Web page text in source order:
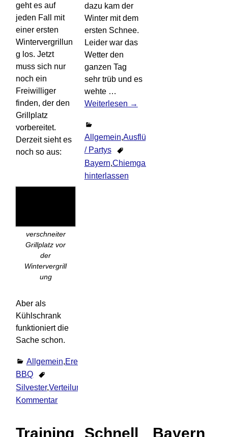
geht es auf
jeden Fall mit
einer ersten
Wintervergrillun
g los. Jetzt
muss sich nur
noch ein
Freiwilliger
finden, der den
Grillplatz
vorbereitet.
Derzeit sieht es
noch so aus:
verschneiter
Grillplatz vor
der
Wintervergrill
ung
Aber als
Kühlschrank
funktioniert die
Sache schon.
Allgemein,Ereignisse
BBQ
Silvester,Verteilung
Kommentar
dazu kam der
Winter mit dem
ersten Schnee.
Leider war das
Wetter den
ganzen Tag
sehr trüb und es
wehte …
Weiterlesen →
Allgemein,Ausflüge
/ Partys
Bayern,Chiemgau
hinterlassen
Training
Schnell
Bayern